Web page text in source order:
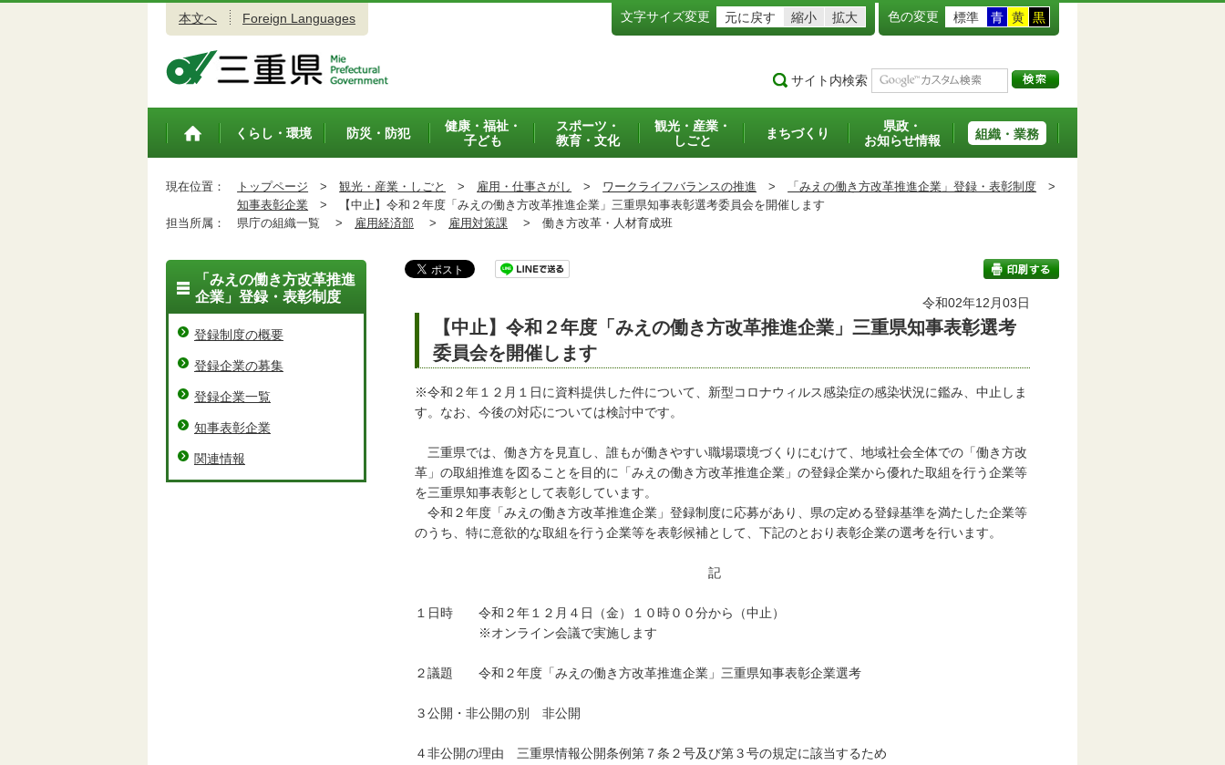
本文へ Foreign Languages 文字サイズ変更 元に戻す 縮小 拡大 色の変更 標準 青 黄 黒
サイト内検索
トップペ
くらし・環境 防災・防犯
健康・福祉・
子ども
スポーツ・
教育・文化
観光・産業・
しごと
まちづくり
県政・
お知らせ情報
組織・業務
現在位置： トップページ > 観光・産業・しごと > 雇用・仕事さがし > ワークライフバランスの推進 > 「みえの働き方改革推進企業」登録・表彰制度 >
知事表彰企業 > 【中止】令和２年度「みえの働き方改革推進企業」三重県知事表彰選考委員会を開催します
担当所属：
県庁の組織一覧 > 雇用経済部 > 雇用対策課 > 働き方改革・人材育成班
令和02年12月03日
【中止】令和２年度「みえの働き方改革推進企業」三重県知事表彰選考
委員会を開催します
※令和２年１２月１日に資料提供した件について、新型コロナウィルス感染症の感染状況に鑑み、中止しま
す。なお、今後の対応については検討中です。
三重県では、働き方を見直し、誰もが働きやすい職場環境づくりにむけて、地域社会全体での「働き方改
革」の取組推進を図ることを目的に「みえの働き方改革推進企業」の登録企業から優れた取組を行う企業等
を三重県知事表彰として表彰しています。
令和２年度「みえの働き方改革推進企業」登録制度に応募があり、県の定める登録基準を満たした企業等
のうち、特に意欲的な取組を行う企業等を表彰候補として、下記のとおり表彰企業の選考を行います。
記
１日時 令和２年１２月４日（金）１０時００分から（中止）
※オンライン会議で実施します
２議題 令和２年度「みえの働き方改革推進企業」三重県知事表彰企業選考
３公開・非公開の別 非公開
４非公開の理由 三重県情報公開条例第７条２号及び第３号の規定に該当するため
「みえの働き方改革推進
企業」登録・表彰制度
登録制度の概要
登録企業の募集
登録企業一覧
知事表彰企業
関連情報